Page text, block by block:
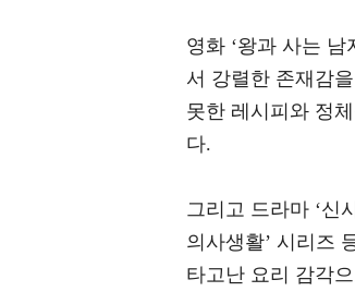
영화 ‘왕과 사는 남
서 강렬한 존재감
못한 레시피와 정
다.
그리고 드라마 ‘신
의사생활’ 시리즈
타고난 요리 감각